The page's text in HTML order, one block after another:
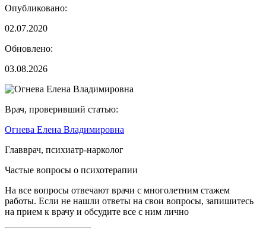
Опубликовано:
02.07.2020
Обновлено:
03.08.2026
Врач, проверивший статью:
Огнева Елена Владимировна
Главврач, психиатр-нарколог
Частые вопросы о психотерапии
На все вопросы отвечают врачи с многолетним стажем
работы. Если не нашли ответы на свои вопросы, запишитесь
на прием к врачу и обсудите все с ним лично